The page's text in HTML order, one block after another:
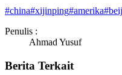
#china#xijinping#amerika#
Penulis :
Ahmad Yusuf
Berita Terkait